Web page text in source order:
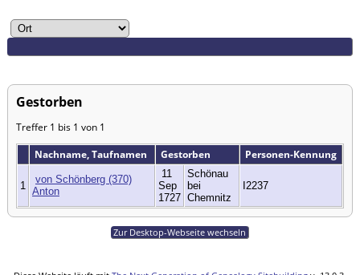
Gestorben
Treffer 1 bis 1 von 1
Nachname, Taufnamen
Gestorben Personen-Kennung
1
von Schönberg (370)
Anton
11
Sep
1727
Schönau
bei
Chemnitz
I2237
Zur Desktop-Webseite wechseln